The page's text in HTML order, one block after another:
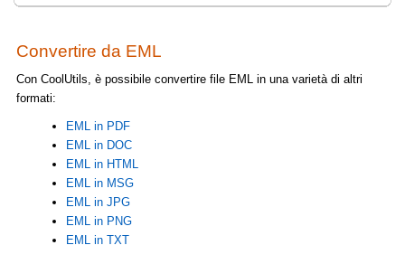
Convertire da EML
Con CoolUtils, è possibile convertire file EML in una varietà di altri
formati:
EML in PDF
EML in DOC
EML in HTML
EML in MSG
EML in JPG
EML in PNG
EML in TXT